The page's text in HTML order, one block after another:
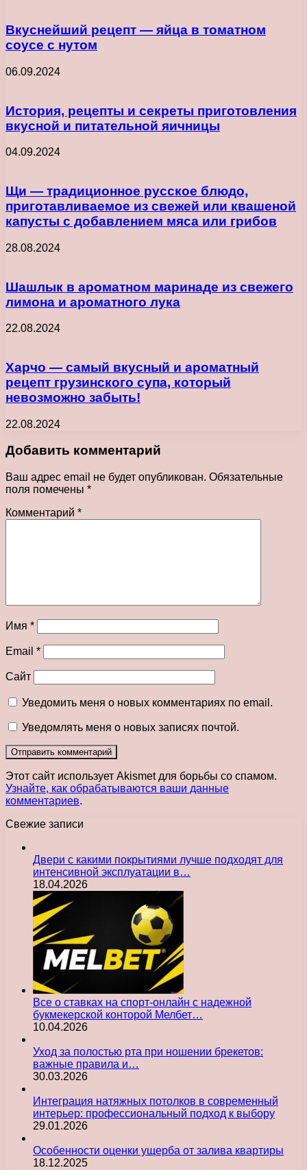
Вкуснейший рецепт — яйца в томатном
соусе с нутом
06.09.2024
История, рецепты и секреты приготовления
вкусной и питательной яичницы
04.09.2024
Щи — традиционное русское блюдо,
приготавливаемое из свежей или квашеной
капусты с добавлением мяса или грибов
28.08.2024
Шашлык в ароматном маринаде из свежего
лимона и ароматного лука
22.08.2024
Харчо — самый вкусный и ароматный
рецепт грузинского супа, который
невозможно забыть!
22.08.2024
Добавить комментарий
Ваш адрес email не будет опубликован. Обязательные
поля помечены *
Комментарий *
Имя *
Email *
Сайт
Уведомить меня о новых комментариях по email.
Уведомлять меня о новых записях почтой.
Этот сайт использует Akismet для борьбы со спамом.
Узнайте, как обрабатываются ваши данные
комментариев.
Свежие записи
Двери с какими покрытиями лучше подходят для
интенсивной эксплуатации в…
18.04.2026
Все о ставках на спорт-онлайн с надежной
букмекерской конторой Мелбет…
10.04.2026
Уход за полостью рта при ношении брекетов:
важные правила и…
30.03.2026
Интеграция натяжных потолков в современный
интерьер: профессиональный подход к выбору
29.01.2026
Особенности оценки ущерба от залива квартиры
18.12.2025